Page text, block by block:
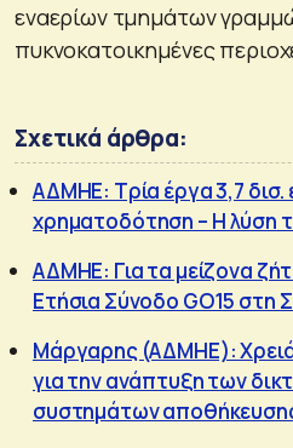
εναερίων τμημάτων
πυκνοκατοικημένες
Σχετικά άρθρα:
ΑΔΜΗΕ: Τρία έργα 3,7 δισ.
χρηματοδότηση – Η λύση
ΑΔΜΗΕ: Για τα μείζονα
Ετήσια Σύνοδο GO15 στη
Mάργαρης (ΑΔΜΗΕ):
για την ανάπτυξη των
συστημάτων